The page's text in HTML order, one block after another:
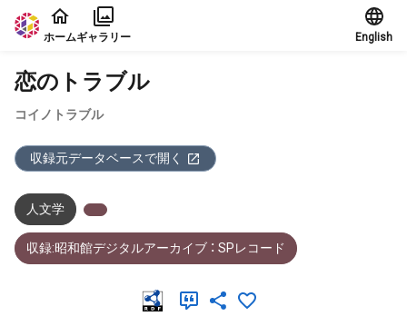
本文に飛ぶ
ホームギャラリー English
恋のトラブル
コイノトラブル
収録元データベースで開く
人文学
収録:昭和館デジタルアーカイブ ： SPレコード